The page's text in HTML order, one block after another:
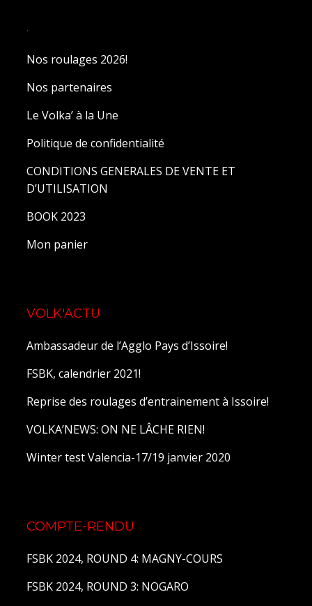
.
Nos roulages 2026!
Nos partenaires
Le Volka’ à la Une
Politique de confidentialité
CONDITIONS GENERALES DE VENTE ET
D’UTILISATION
BOOK 2023
Mon panier
VOLK'ACTU
Ambassadeur de l’Agglo Pays d’Issoire!
FSBK, calendrier 2021!
Reprise des roulages d’entrainement à Issoire!
VOLKA’NEWS: ON NE LÂCHE RIEN!
Winter test Valencia-17/19 janvier 2020
COMPTE-RENDU
FSBK 2024, ROUND 4: MAGNY-COURS
FSBK 2024, ROUND 3: NOGARO